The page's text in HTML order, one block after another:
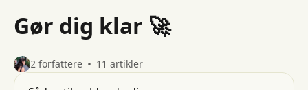
Gør dig klar 🚀
2 forfattere 11 artikler